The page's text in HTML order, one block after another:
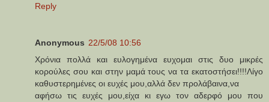
Reply
Anonymous 22/5/08 10:56
Xρόνια πολλά και ευλογημένα ευχομαι στις δυο μικρές
κορούλες σου και στην μαμά τους να τα εκατοστήσει!!!!Λίγο
καθυστερημένες οι ευχές μου,αλλά δεν προλάβαινα,να
αφήσω τις ευχές μου,είχα κι εγω τον αδερφό μου που